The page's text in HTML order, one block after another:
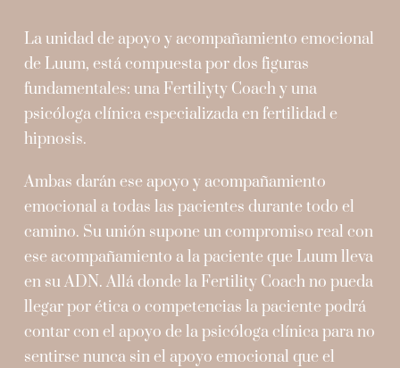
La unidad de apoyo y acompañamiento emocional
de Luum, está compuesta por dos figuras
fundamentales: una Fertiliyty Coach y una
psicóloga clínica especializada en fertilidad e
hipnosis.
Ambas darán ese apoyo y acompañamiento
emocional a todas las pacientes durante todo el
camino. Su unión supone un compromiso real con
ese acompañamiento a la paciente que Luum lleva
en su ADN. Allá donde la Fertility Coach no pueda
llegar por ética o competencias la paciente podrá
contar con el apoyo de la psicóloga clínica para no
sentirse nunca sin el apoyo emocional que el